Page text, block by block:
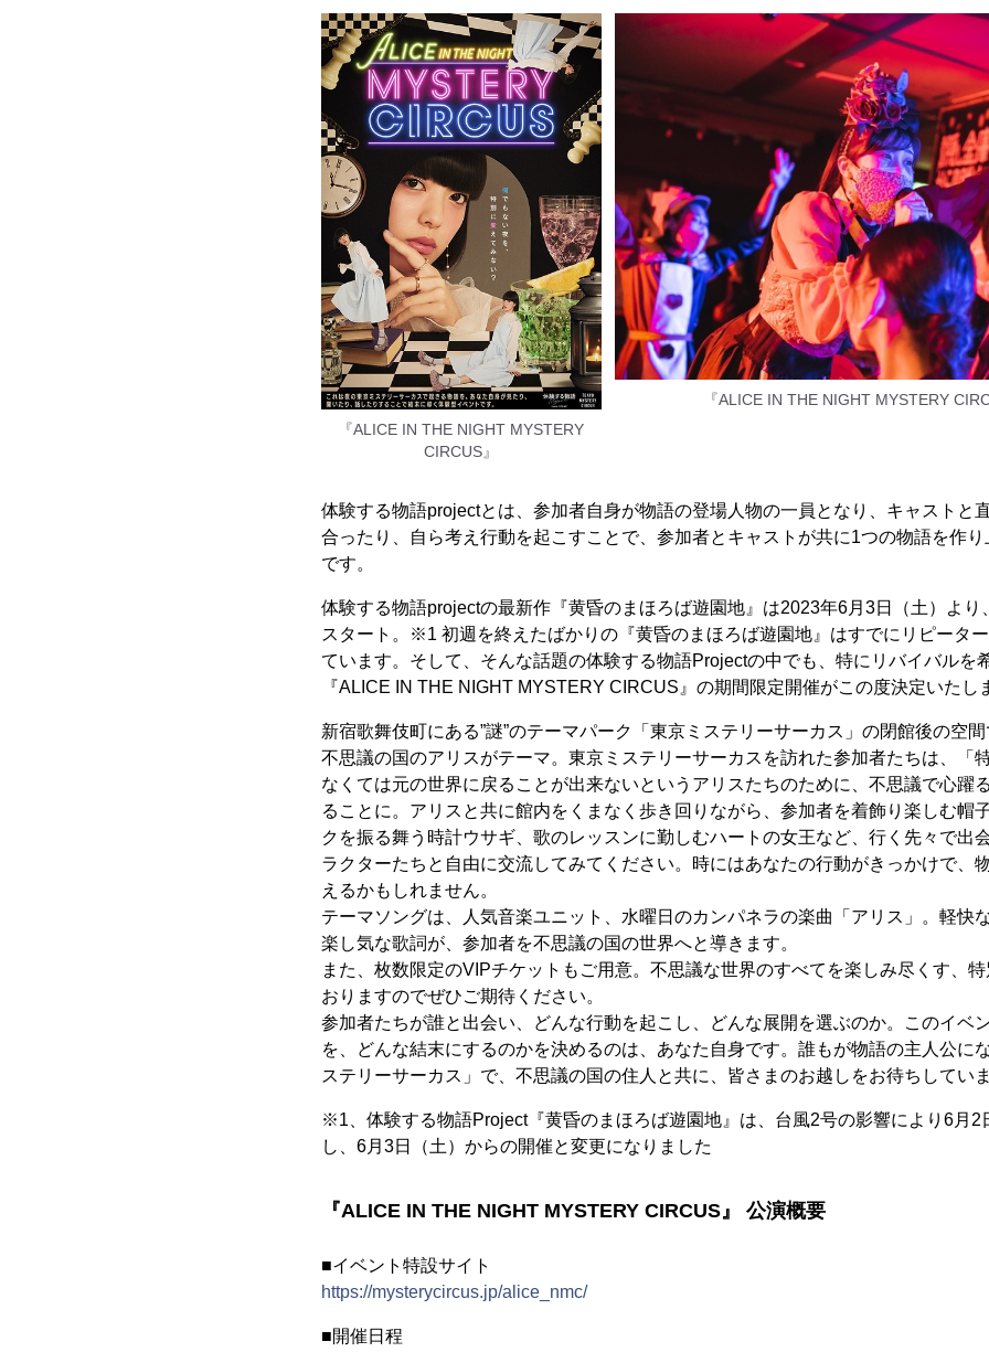
『ALICE IN THE NIGHT MYSTERY
CIRCUS』
『ALICE IN THE NIGHT MYSTERY
体験する物語projectとは、参加者自身が物語の登場人物の一員となり、キャストと
合ったり、自ら考え行動を起こすことで、参加者とキャストが共に1つの物語を作
です。
体験する物語projectの最新作『黄昏のまほろば遊園地』は2023年6月3日（土）より
スタート。※1 初週を終えたばかりの『黄昏のまほろば遊園地』はすでにリピータ
ています。そして、そんな話題の体験する物語Projectの中でも、特にリバイバルを
『ALICE IN THE NIGHT MYSTERY CIRCUS』の期間限定開催がこの度決定いたし
新宿歌舞伎町にある”謎”のテーマパーク「東京ミステリーサーカス」の閉館後の空
不思議の国のアリスがテーマ。東京ミステリーサーカスを訪れた参加者たちは、「
なくては元の世界に戻ることが出来ないというアリスたちのために、不思議で心躍
ることに。アリスと共に館内をくまなく歩き回りながら、参加者を着飾り楽しむ帽
クを振る舞う時計ウサギ、歌のレッスンに勤しむハートの女王など、行く先々で出
ラクターたちと自由に交流してみてください。時にはあなたの行動がきっかけで、
えるかもしれません。
テーマソングは、人気音楽ユニット、水曜日のカンパネラの楽曲「アリス」。軽快
楽し気な歌詞が、参加者を不思議の国の世界へと導きます。
また、枚数限定のVIPチケットもご用意。不思議な世界のすべてを楽しみ尽くす、
おりますのでぜひご期待ください。
参加者たちが誰と出会い、どんな行動を起こし、どんな展開を選ぶのか。このイベ
を、どんな結末にするのかを決めるのは、あなた自身です。誰もが物語の主人公に
ステリーサーカス」で、不思議の国の住人と共に、皆さまのお越しをお待ちしてい
※1、体験する物語Project『黄昏のまほろば遊園地』は、台風2号の影響により6月2
し、6月3日（土）からの開催と変更になりました
『ALICE IN THE NIGHT MYSTERY CIRCUS』 公演概要
■イベント特設サイト
https://mysterycircus.jp/alice_nmc/
■開催日程